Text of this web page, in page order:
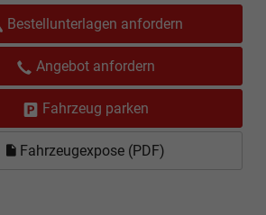
Bestellunterlagen anfordern
Angebot anfordern
Fahrzeug parken
Fahrzeugexpose (PDF)